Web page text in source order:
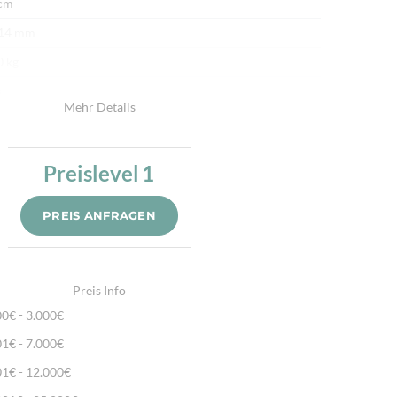
m²
fein per Hand geknüpft
Mehr Details
Preislevel 1
PREIS ANFRAGEN
Preis Info
- 3.000€
- 7.000€
- 12.000€